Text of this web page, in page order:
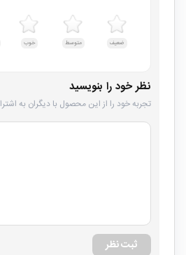
ضعیف متوسط خوب
نظر خود را بنویسید
تجربه خود را از این محصول با دیگران به
ثبت نظر